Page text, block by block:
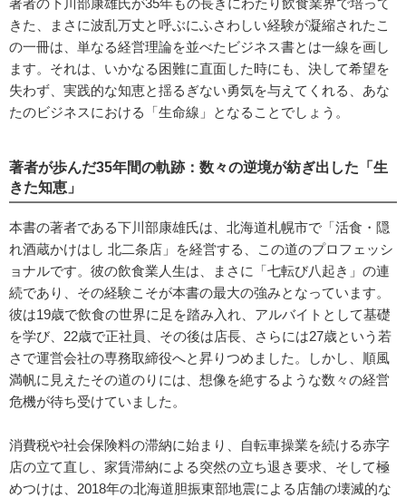
著者の下川部康雄氏が35年もの長きにわたり飲食業界で培って
きた、まさに波乱万丈と呼ぶにふさわしい経験が凝縮されたこ
の一冊は、単なる経営理論を並べたビジネス書とは一線を画し
ます。それは、いかなる困難に直面した時にも、決して希望を
失わず、実践的な知恵と揺るぎない勇気を与えてくれる、あな
たのビジネスにおける「生命線」となることでしょう。
著者が歩んだ35年間の軌跡：数々の逆境が紡ぎ出した「生
きた知恵」
本書の著者である下川部康雄氏は、北海道札幌市で「活食・隠
れ酒蔵かけはし 北二条店」を経営する、この道のプロフェッシ
ョナルです。彼の飲食業人生は、まさに「七転び八起き」の連
続であり、その経験こそが本書の最大の強みとなっています。
彼は19歳で飲食の世界に足を踏み入れ、アルバイトとして基礎
を学び、22歳で正社員、その後は店長、さらには27歳という若
さで運営会社の専務取締役へと昇りつめました。しかし、順風
満帆に見えたその道のりには、想像を絶するような数々の経営
危機が待ち受けていました。
消費税や社会保険料の滞納に始まり、自転車操業を続ける赤字
店の立て直し、家賃滞納による突然の立ち退き要求、そして極
めつけは、2018年の北海道胆振東部地震による店舗の壊滅的な